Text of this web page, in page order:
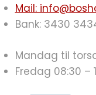
Mail:
Bank: 3430
Mandag til
Fredag 08:30 –